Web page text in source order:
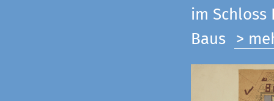
im Schloss
Baus
>